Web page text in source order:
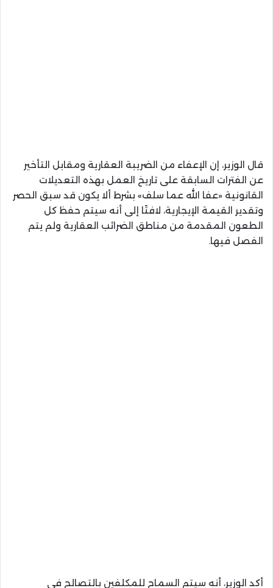
قال الوزير، إن الإعفاء من الضريبة العقارية ومقابل التأخير
عن الفترات السابقة على تاريخ العمل بهذه التعديلات
القانونية «عفا الله عما سلف» بشرط ألا يكون قد سبق الحصر
وتقدير القيمة الإيجارية، لافتًا إلى أنه سيتم حفظ كل
الطعون المقدمة من مناطق الضرائب العقارية ولم يتم
الفصل فيها.
أكد الوزير، أنه سيتم السماح للمكلفين بالتصالح فى